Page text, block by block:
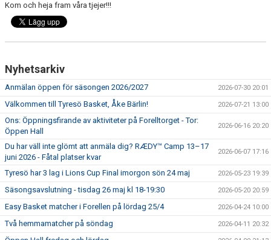
Kom och heja fram våra tjejer!!!
Nyhetsarkiv
Anmälan öppen för säsongen 2026/2027 2026-07-30 20:01
Välkommen till Tyresö Basket, Åke Bärlin! 2026-07-21 13:00
Ons: Öppningsfirande av aktiviteter på Forelltorget - Tor:
Öppen Hall
2026-06-16 20:20
Du har väll inte glömt att anmäla dig? RÆDY™ Camp 13–17
juni 2026 - Fåtal platser kvar
2026-06-07 17:16
Tyresö har 3 lag i Lions Cup Final imorgon sön 24 maj 2026-05-23 19:39
Säsongsavslutning - tisdag 26 maj kl 18-19:30 2026-05-20 20:59
Easy Basket matcher i Forellen på lördag 25/4 2026-04-24 10:00
Två hemmamatcher på söndag 2026-04-11 20:32